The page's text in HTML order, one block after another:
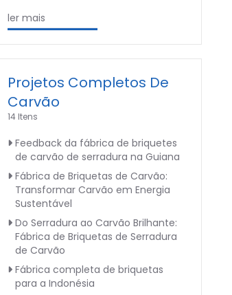
ler mais
Projetos Completos De
Carvão
14 Itens
Feedback da fábrica de briquetes
de carvão de serradura na Guiana
Fábrica de Briquetas de Carvão:
Transformar Carvão em Energia
Sustentável
Do Serradura ao Carvão Brilhante:
Fábrica de Briquetas de Serradura
de Carvão
Fábrica completa de briquetas
para a Indonésia